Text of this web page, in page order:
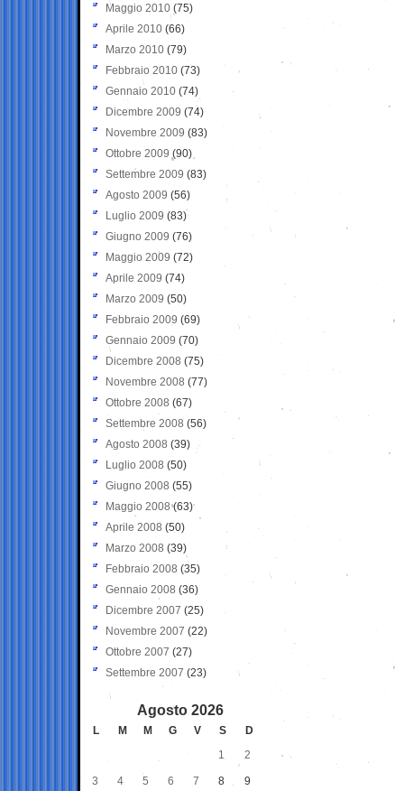
Maggio 2010 (75)
Aprile 2010 (66)
Marzo 2010 (79)
Febbraio 2010 (73)
Gennaio 2010 (74)
Dicembre 2009 (74)
Novembre 2009 (83)
Ottobre 2009 (90)
Settembre 2009 (83)
Agosto 2009 (56)
Luglio 2009 (83)
Giugno 2009 (76)
Maggio 2009 (72)
Aprile 2009 (74)
Marzo 2009 (50)
Febbraio 2009 (69)
Gennaio 2009 (70)
Dicembre 2008 (75)
Novembre 2008 (77)
Ottobre 2008 (67)
Settembre 2008 (56)
Agosto 2008 (39)
Luglio 2008 (50)
Giugno 2008 (55)
Maggio 2008(63)
Aprile 2008 (50)
Marzo 2008 (39)
Febbraio 2008 (35)
Gennaio 2008 (36)
Dicembre 2007 (25)
Novembre 2007 (22)
Ottobre 2007 (27)
Settembre 2007 (23)
Agosto 2026
L M M G V S
D
1
2
3 4 5 6 7 8 9